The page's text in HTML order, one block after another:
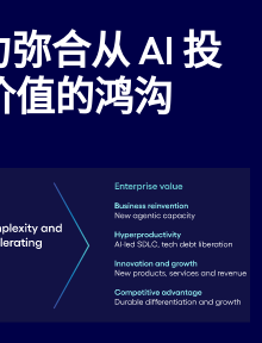
合从 AI 投
值的鸿沟